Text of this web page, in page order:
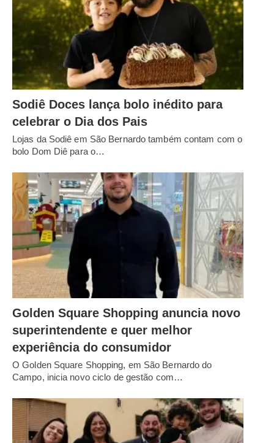
Sodiê Doces lança bolo inédito para
celebrar o Dia dos Pais
Lojas da Sodiê em São Bernardo também contam com o
bolo Dom Diê para o…
Golden Square Shopping anuncia novo
superintendente e quer melhor
experiência do consumidor
O Golden Square Shopping, em São Bernardo do
Campo, inicia novo ciclo de gestão com…